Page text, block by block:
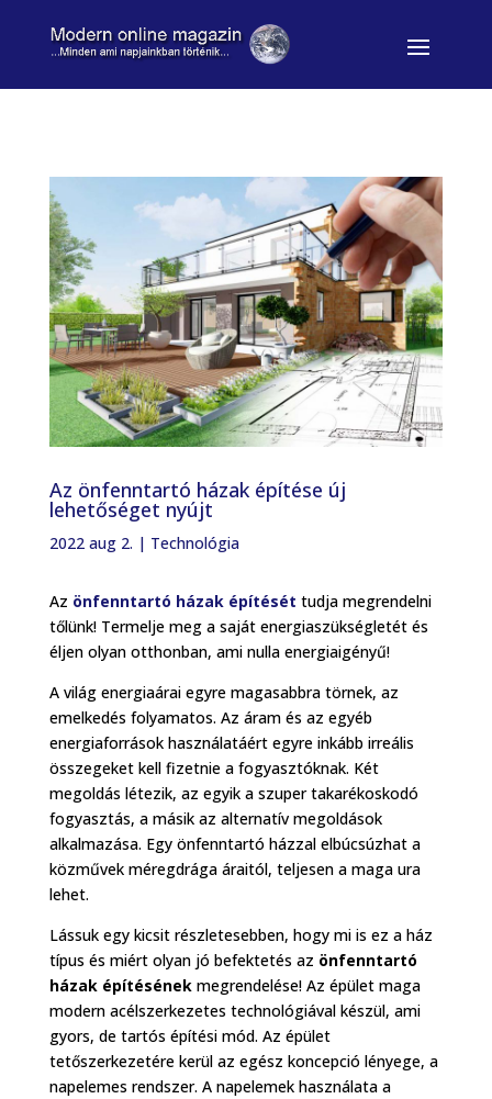
Az önfenntartó házak építése új
lehetőséget nyújt
2022 aug 2. | Technológia
Az önfenntartó házak építését tudja megrendelni
tőlünk! Termelje meg a saját energiaszükségletét és
éljen olyan otthonban, ami nulla energiaigényű!
A világ energiaárai egyre magasabbra törnek, az
emelkedés folyamatos. Az áram és az egyéb
energiaforrások használatáért egyre inkább irreális
összegeket kell fizetnie a fogyasztóknak. Két
megoldás létezik, az egyik a szuper takarékoskodó
fogyasztás, a másik az alternatív megoldások
alkalmazása. Egy önfenntartó házzal elbúcsúzhat a
közművek méregdrága áraitól, teljesen a maga ura
lehet.
Lássuk egy kicsit részletesebben, hogy mi is ez a ház
típus és miért olyan jó befektetés az önfenntartó
házak építésénekmegrendelése! Az épület maga
modern acélszerkezetes technológiával készül, ami
gyors, de tartós építési mód. Az épület
tetőszerkezetére kerül az egész koncepció lényege, a
napelemes rendszer. A napelemek használata a